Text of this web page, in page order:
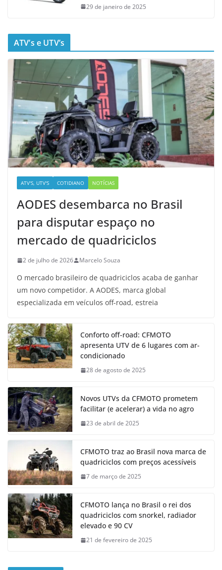
29 de janeiro de 2025
ATV’s e UTV’s
ATV'S, UTV'S COTIDIANO NOTÍCIAS
AODES desembarca no Brasil
para disputar espaço no
mercado de quadriciclos
2 de julho de 2026 Marcelo Souza
O mercado brasileiro de quadriciclos acaba de ganhar
um novo competidor. A AODES, marca global
especializada em veículos off-road, estreia
Conforto off-road: CFMOTO
apresenta UTV de 6 lugares com ar-
condicionado
28 de agosto de 2025
Novos UTVs da CFMOTO prometem
facilitar (e acelerar) a vida no agro
23 de abril de 2025
CFMOTO traz ao Brasil nova marca de
quadriciclos com preços acessíveis
7 de março de 2025
CFMOTO lança no Brasil o rei dos
quadriciclos com snorkel, radiador
elevado e 90 CV
21 de fevereiro de 2025